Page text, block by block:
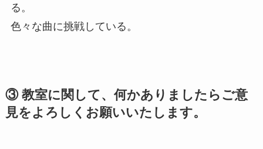
る。
色々な曲に挑戦している。
③ 教室に関して、何かありましたらご意
見をよろしくお願いいたします。